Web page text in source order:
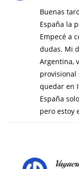
Buenas
España la
Empecé a
dudas. Mi
Argentina,
provisional
quedar en
España
pero estoy